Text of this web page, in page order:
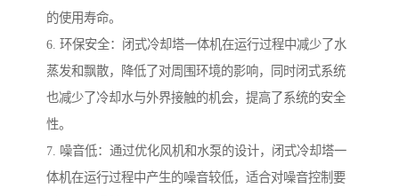
的使用寿命。
6. 环保安全：闭式冷却塔一体机在运行过程中减少了水
蒸发和飘散，降低了对周围环境的影响，同时闭式系统
也减少了冷却水与外界接触的机会，提高了系统的安全
性。
7. 噪音低：通过优化风机和水泵的设计，闭式冷却塔一
体机在运行过程中产生的噪音较低，适合对噪音控制要